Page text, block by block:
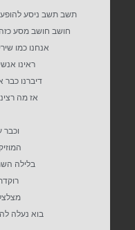
תשב תשב ניסע
חושב חושב מסע כזה
אנחנו כמו
ראינו
דיברנו כבר
אז מה
וכבר
בלילה
בוא נעלה